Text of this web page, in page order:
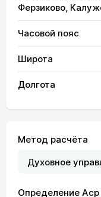
Ферзиково,
Часовой пояс
Широта
Долгота
Метод расчёта
Определение Аср